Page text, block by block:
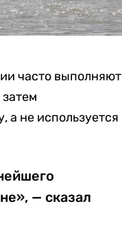
часто выполняют
а не используется
— сказал